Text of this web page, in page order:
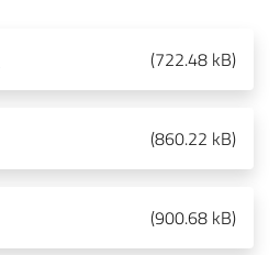
(722.48 kB)
(860.22 kB)
(900.68 kB)